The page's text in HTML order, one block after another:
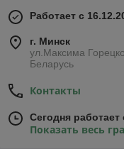
Работает с
г. Минск
ул.Максима
Беларусь
Контакты
Сегодня работает
Показать весь